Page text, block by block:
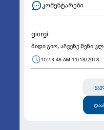
კომენტარები
giorgi
მიდი გიო, აჩვენე შენი
10:13:48 AM 11/18/2018